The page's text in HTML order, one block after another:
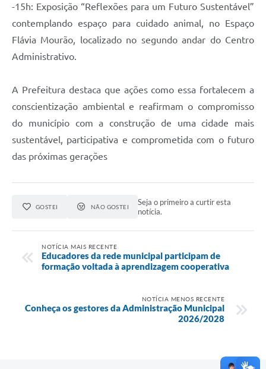
-15h: Exposição “Reflexões para um Futuro Sustentável”
contemplando espaço para cuidado animal, no Espaço
Flávia Mourão, localizado no segundo andar do Centro
Administrativo.
A Prefeitura destaca que ações como essa fortalecem a
conscientização ambiental e reafirmam o compromisso
do município com a construção de uma cidade mais
sustentável, participativa e comprometida com o futuro
das próximas gerações
GOSTEI NÃO GOSTEI
Seja o primeiro a curtir esta
notícia.
NOTÍCIA MAIS RECENTE
Educadores da rede municipal participam de
formação voltada à aprendizagem cooperativa
NOTÍCIA MENOS RECENTE
Conheça os gestores da Administração Municipal
2026/2028